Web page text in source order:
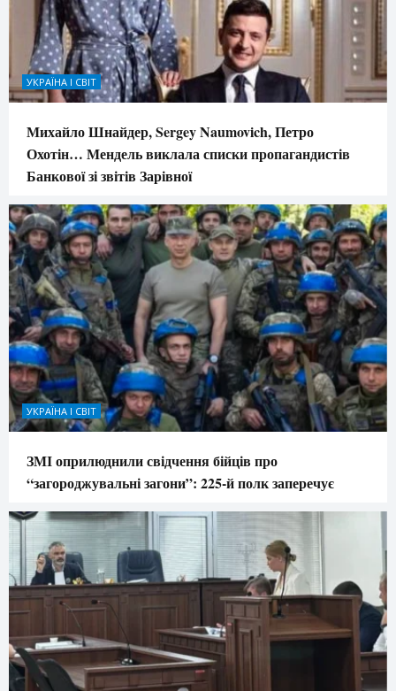
УКРАЇНА І СВІТ
Михайло Шнайдер, Sergey Naumovich, Петро
Охотін… Мендель виклала списки пропагандистів
Банкової зі звітів Зарівної
УКРАЇНА І СВІТ
ЗМІ оприлюднили свідчення бійців про
“загороджувальні загони”: 225-й полк заперечує